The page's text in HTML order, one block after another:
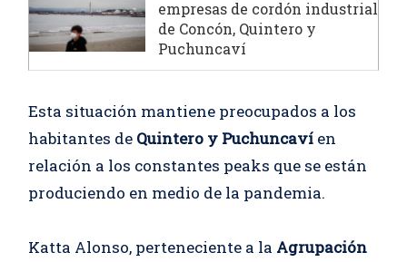
empresas de cordón industrial
de Concón, Quintero y
Puchuncaví
Esta situación mantiene preocupados a los
habitantes de Quintero y Puchuncaví en
relación a los constantes peaks que se están
produciendo en medio de la pandemia.
Katta Alonso, perteneciente a la Agrupación